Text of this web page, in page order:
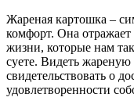
Жареная картошка –
комфорт. Она
жизни, которые нам
суете. Видеть
свидетельствовать о
удовлетворенности